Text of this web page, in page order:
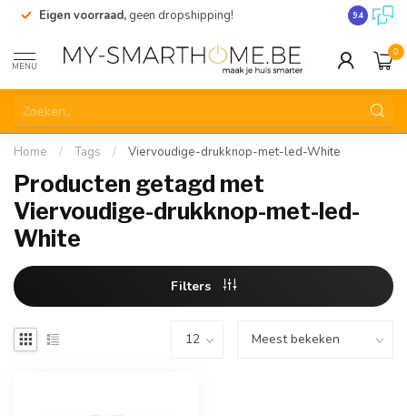
Eigen voorraad, geen dropshipping! 9.4
MENU
0
Home / Tags / Viervoudige-drukknop-met-led-White
Producten getagd met
Viervoudige-drukknop-met-led-
White
Filters